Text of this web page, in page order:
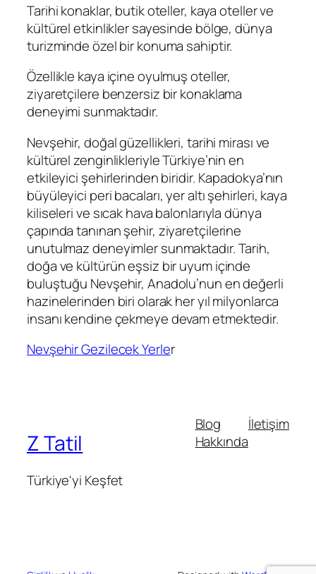
Tarihi konaklar, butik oteller, kaya oteller ve
kültürel etkinlikler sayesinde bölge, dünya
turizminde özel bir konuma sahiptir.
Özellikle kaya içine oyulmuş oteller,
ziyaretçilere benzersiz bir konaklama
deneyimi sunmaktadır.
Nevşehir, doğal güzellikleri, tarihi mirası ve
kültürel zenginlikleriyle Türkiye’nin en
etkileyici şehirlerinden biridir. Kapadokya’nın
büyüleyici peri bacaları, yer altı şehirleri, kaya
kiliseleri ve sıcak hava balonlarıyla dünya
çapında tanınan şehir, ziyaretçilerine
unutulmaz deneyimler sunmaktadır. Tarih,
doğa ve kültürün eşsiz bir uyum içinde
buluştuğu Nevşehir, Anadolu’nun en değerli
hazinelerinden biri olarak her yıl milyonlarca
insanı kendine çekmeye devam etmektedir.
Nevşehir Gezilecek Yerler
Z Tatil
Türkiye'yi Keşfet
Blog
Hakkında
İletişim